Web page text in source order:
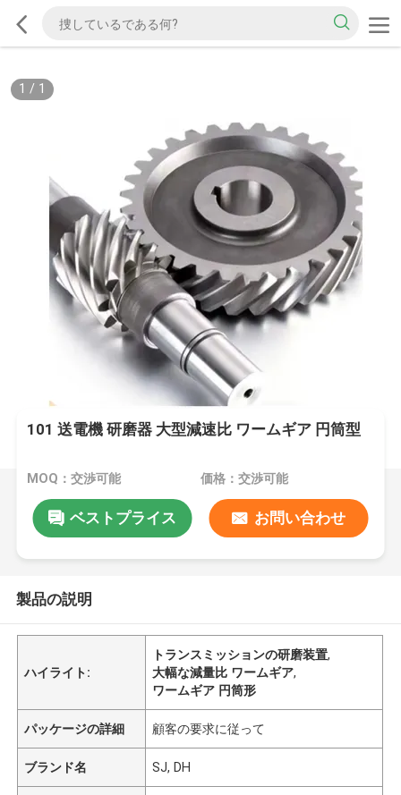
1 / 1
101 送電機 研磨器 大型減速比 ワームギア 円筒型
MOQ：交渉可能 価格：交渉可能
ベストプライス お問い合わせ
製品の説明
ハイライト:
トランスミッションの研磨装置,
大幅な減量比 ワームギア,
ワームギア 円筒形
パッケージの詳細 顧客の要求に従って
ブランド名 SJ, DH